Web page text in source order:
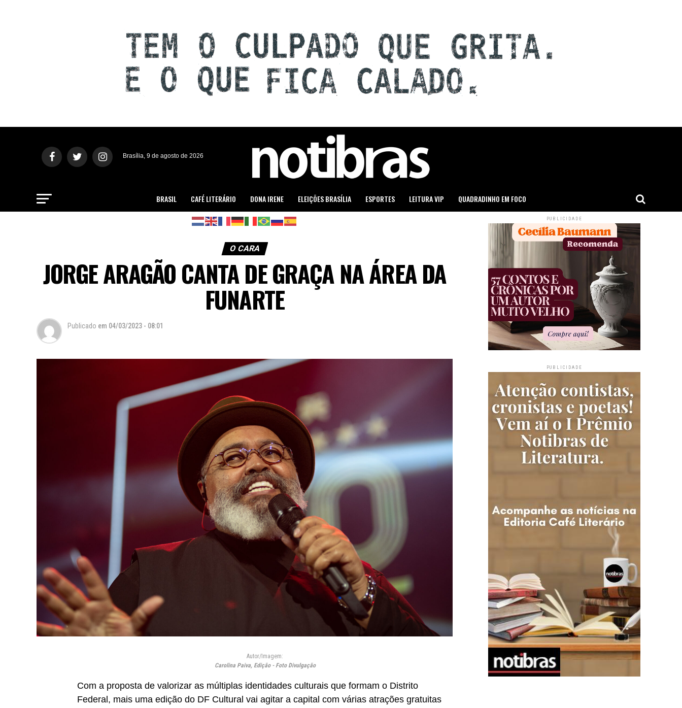
Brasília, 9 de agosto de 2026
BRASIL CAFÉ LITERÁRIO DONA IRENE ELEIÇÕES BRASÍLIA ESPORTES LEITURA VIP QUADRADINHO EM FOCO
O CARA
JORGE ARAGÃO CANTA DE GRAÇA NA ÁREA DA
FUNARTE
Publicado em 04/03/2023 - 08:01
Autor/Imagem:
Carolina Paiva, Edição - Foto Divulgação
Com a proposta de valorizar as múltiplas identidades culturais que formam o Distrito
Federal, mais uma edição do DF Cultural vai agitar a capital com várias atrações gratuitas
PUBLICIDADE
PUBLICIDADE